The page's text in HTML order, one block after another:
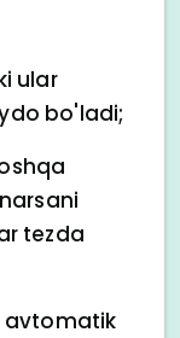
ular
bo'ladi;
tezda
avtomatik